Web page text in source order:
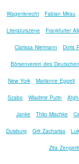
Wagenknecht Fabian Mirau
Literaturszene Frankfurter
Clarissa Niermann Doris
Börsenverein des
New York Marianne Eppelt
Szabo Wladimir Putin
Janke Thilo Mischke
Duisburg Grit Zacharias
Zita